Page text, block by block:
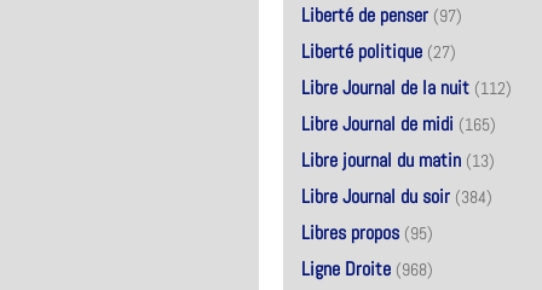
Liberté de penser (97)
Liberté politique (27)
Libre Journal de la nuit (112)
Libre Journal de midi (165)
Libre journal du matin (13)
Libre Journal du soir (384)
Libres propos (95)
Ligne Droite (968)